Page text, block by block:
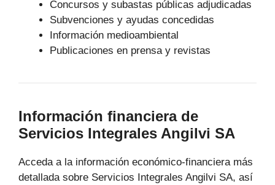
Concursos y subastas públicas adjudicadas
Subvenciones y ayudas concedidas
Información medioambiental
Publicaciones en prensa y revistas
Información financiera de
Servicios Integrales Angilvi SA
Acceda a la información económico-financiera más
detallada sobre Servicios Integrales Angilvi SA, así